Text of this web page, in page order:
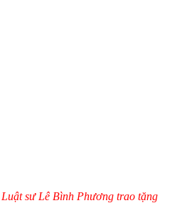
sư Lê Bình Phương trao tặng